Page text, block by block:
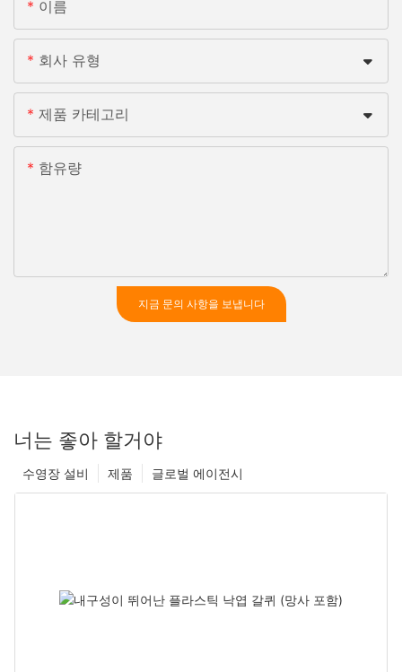
이름
회사 유형
제품 카테고리
함유량
지금 문의 사항을 보냅니다
너는 좋아 할거야
글로벌 에이전시
제품
수영장 설비